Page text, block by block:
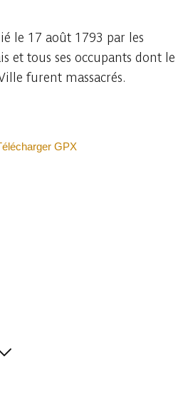
le 17 août 1793 par les
et tous ses occupants dont le
furent massacrés.
GPX